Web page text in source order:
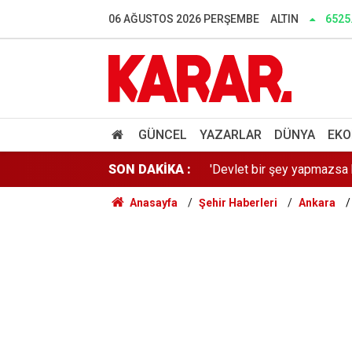
06 AĞUSTOS 2026 PERŞEMBE ALTIN
GÜNCEL YAZARLAR DÜNYA
SON DAKİKA :
Bakan Gürlek, Behçet
Fabrikada değil yaylada
'Devlet bir şey yapmazsa
Çeşme'nin fiyatlarını
AR-GE'ye 2025'te 253,5
Anasayfa Şehir Haberleri Ankara